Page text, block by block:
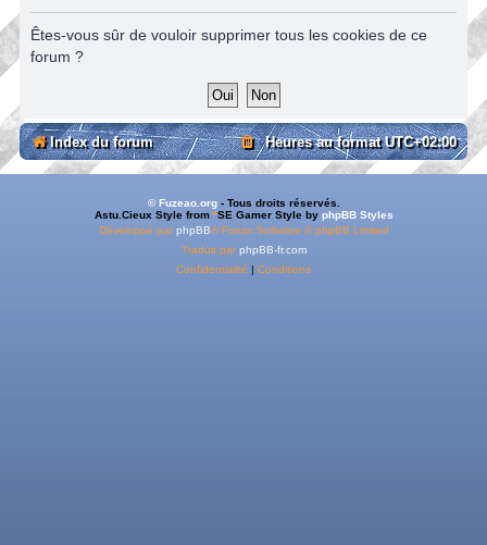
Êtes-vous sûr de vouloir supprimer tous les cookies de ce
forum ?
Index du forum Heures au formatUTC+02:00
© Fuzeao.org- Tous droits réservés.
Astu.Cieux Style from *SE Gamer Style by phpBB Styles
Développé par phpBB® Forum Software © phpBB Limited
Traduit par phpBB-fr.com
Confidentialité | Conditions